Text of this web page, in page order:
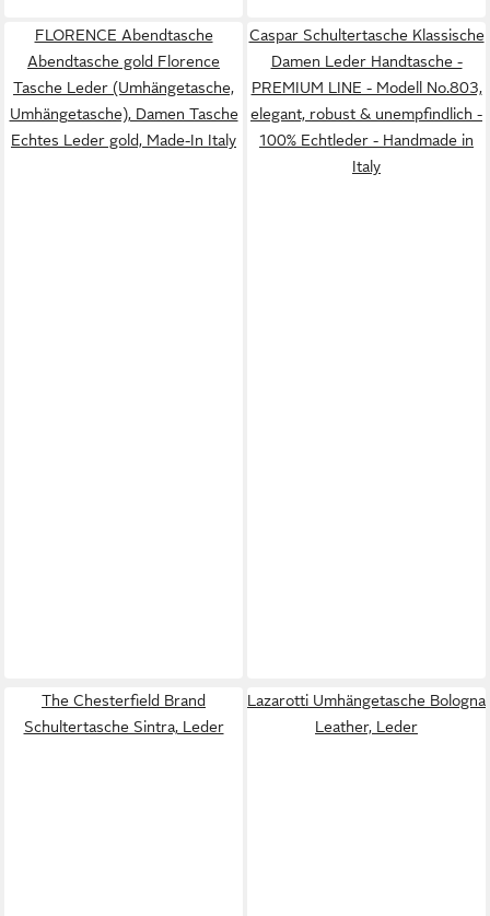
FLORENCE Abendtasche
Abendtasche gold Florence
Tasche Leder (Umhängetasche,
Umhängetasche), Damen Tasche
Echtes Leder gold, Made-In Italy
Caspar Schultertasche Klassische
Damen Leder Handtasche -
PREMIUM LINE - Modell No.803,
elegant, robust & unempfindlich -
100% Echtleder - Handmade in
Italy
The Chesterfield Brand
Schultertasche Sintra, Leder
Lazarotti Umhängetasche Bologna
Leather, Leder